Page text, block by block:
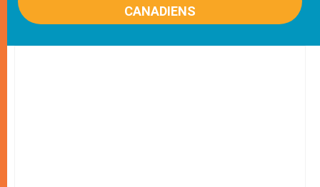
CANADIENS